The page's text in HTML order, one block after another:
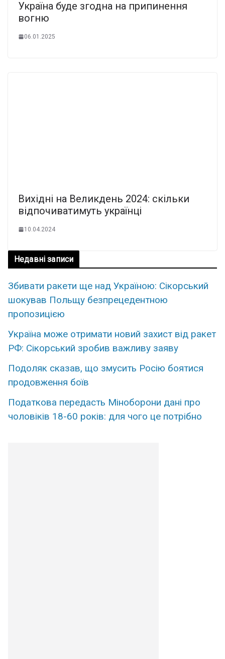
Україна буде згодна на припинення
вогню
06.01.2025
Вихідні на Великдень 2024: скільки
відпочиватимуть українці
10.04.2024
Недавні записи
Збивати ракети ще над Україною: Сікорський
шокував Польщу безпрецедентною
пропозицією
Україна може отримати новий захист від ракет
РФ: Сікорський зробив важливу заяву
Подоляк сказав, що змусить Росію боятися
продовження боїв
Податкова передасть Міноборони дані про
чоловіків 18-60 років: для чого це потрібно